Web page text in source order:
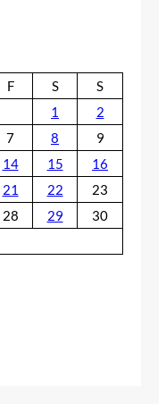
F S
S
1
2
7 8
9
14 15
16
21 22
23
28 29
30